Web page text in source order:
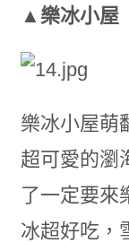
▲樂冰小屋
樂冰小屋萌
超可愛的瀏
了一定要來
冰超好吃，